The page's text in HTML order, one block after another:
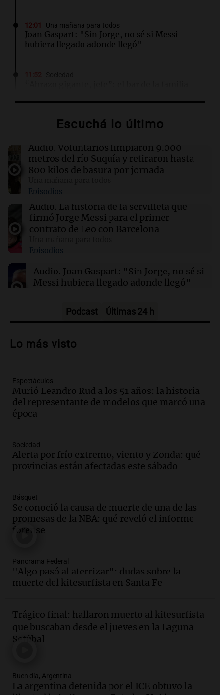
12:01 Una mañana para todos
Joan Gaspart: "Sin Jorge, no sé si Messi
hubiera llegado adonde llegó"
Una mañana para todos
detenciones: "En esa casa están todos
implicados"
El orgullo y el sueño argentino de Jorge Messi
en una entrevista con Rony Vargas en 2007
11:28 Sociedad
Jorge Messi
Escuchá lo último
Audio. Voluntarios limpiaron 9.000
metros del río Suquía y retiraron hasta
800 kilos de basura por jornada
Episodios
Audio. La historia de la servilleta que
firmó Jorge Messi para el primer
contrato de Leo con Barcelona
Episodios
Audio. Joan Gaspart: "Sin Jorge, no sé si
Messi hubiera llegado adonde llegó"
Audio.Proponen código QR en paquetes
fiscal en el tabaco
Audio.
carrera de Leo: un legado fundamental y
entrañable
Panorama Federal
Audio.
Jorge Messi en una entrevista con Rony
Vargas en 2007
Audio. Iniciativa ciudadana busca
limpiar el río Suquía de residuos sólidos
con el apoyo municipal
Panorama Federal
Audio.El abuelo de Agostina Vega, tras
las nuevas detenciones: "En esa casa
todos tenían algo que ver"
Audio.Jorge Roni Vargas habla del
crecimiento futbolístico de su hijo en el
Barcelona y su futuro
Audio.Nutricionista derribó el mito del
desayuno ideal: ¿ qué alimentos
Podcast Últimas 24 h
Lo más visto
Espectáculos
Murió Leandro Rud a los 51 años: la historia
del representante de modelos que marcó una
época
Sociedad
Alerta por frío extremo, viento y Zonda: qué
provincias están afectadas este sábado
Básquet
Se conoció la causa de muerte de una de las
promesas de la NBA: qué reveló el informe
forense
Panorama Federal
"Algo pasó al aterrizar": dudas sobre la
muerte del kitesurfista en Santa Fe
Trágico final: hallaron muerto al kitesurfista
que buscaban desde el jueves en la Laguna
Setúbal
Buen día, Argentina
La argentina detenida por el ICE obtuvo la